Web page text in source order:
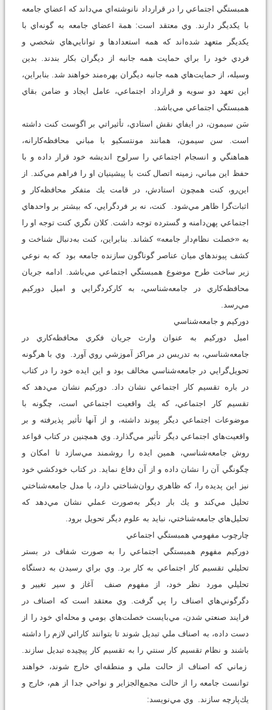
همبستگي اجتماعي را در قرارداد نانوشته‌اي مي‌داند كه اعضاي جامعه
با يكديگر دارند. وي معتقد است: همة اعضاي جامعه به گونه‌اي با
يكديگر متعهد شده‌اند كه همه استعدادها و توانايي‌هاي شخصي و
فردي خود را براي حمايت همه جانبه از ديگران بكار بندند. بدين
وسيله، از حمايت‌هاي همه جانبه ديگران بهره‌مند خواهند شد. بنابراين،
اين تعهد دو سويه و قرارداد اجتماعي، عامل ايجاد و ضامن بقاي
همبستگي اجتماعي مي‌باشد.
سَن سيمون، در ايفاي نقش استادي، تأثيراتي بر اگوست كنت داشته
است. سن سيمون، همانند مونتسكيو با مباني محافظه‌كارانه،
هماهنگي و انسجام اجتماعي را سرلوح انديشه خود قرار داده و با
حفظ اين مباني، زمينه اتصال كنت با پيشينيان او را فراهم مي‌كند. از
اين‌رو، كنت همچون استادش، در قامت يك متفكر محافظه‌كار و
اثبات‌گرا ظاهر مي‌شود. كنت، نه بر فردگرايي، كه بيشتر بر واحدهاي
اجتماعي پهن‌دامنه و گسترده توجه داشت. كلان نگري كنت توجه او را
به «خصلت نظام‌دار جامعه» كشاند. بنابراين، كنت به‌دنبال شناخت و
كشف پيوندهاي ميان عناصر گوناگون سازنده جامعه بود كه به نوعي
زير ساخت طرح موضوع همبستگي اجتماعي مي‌باشد. ادامه جريان
محافظه‌كاري در جامعه‌شناسي، به كاركردگرايي و اميل دوركيم
مي‌رسد.
دوركيم و جامعه‌شناسي
اميل دوركيم به عنوان وارث جريان فكري محافظه‌كاري در
جامعه‌شناسي، به تدريس در مراكز آموزشي روي آورد. وي با هرگونه
تحويل‌گرايي در جامعه‌شناسي مخالف بود و اين ايده خود را در كتاب
در باره تقسيم كار اجتماعي نشان داد. دوركيم نشان مي‌دهد كه
تقسيم كار اجتماعي، كه يك واقعيت اجتماعي است، چگونه با
موضوعات اجتماعي ديگر پيوند داشته، و از آنها تأثير پذيرفته و بر
واقعيت‌هاي اجتماعي ديگر تأثير مي‌گذارد. وي همچنين در كتاب قواعد
روش جامعه‌شناسي، همين ايده را روشمند مي‌سازد تا امكان و
چگونگي آن را نشان داده و از آن دفاع نمايد. در كتاب خودكشي خود
نيز اين پديده را، كه ظاهري روان‌شناختي دارد، با مدل جامعه‌شناختي
تحليل مي‌كند و يك بار ديگر به‌صورت عملي نشان مي‌دهد كه
تحليل‌هاي جامعه‌شناختي، نبايد به علوم ديگر تحويل برود.
چارچوب مفهومي همبستگي اجتماعي
دوركيم مفهوم همبستگي اجتماعي را به صورت شفاف در بستر
تحليلي تقسيم كار اجتماعي به كار برد. وي براي رسيدن به دستگاه
تحليلي مورد نظر خود، از مفهوم صنف آغاز و سير تغيير و
دگرگوني‌هاي اصناف را پي گرفت. وي معتقد است كه اصناف در
فرايند صنعتي شدن، مي‌بايست خصلت‌هاي بومي و محله‌اي خود را از
دست داده، به اصناف ملي تبديل شوند تا بتوانند كارائي لازم را داشته
باشند و نظام تقسيم كار سنتي را به تقسيم كار پيچيده تبديل سازند.
زماني كه اصناف از حالت ملي و منطقه‌اي خارج شوند، خواهند
توانست جامعه را از حالت مجمع‌الجزاير و نواحي جدا از هم، خارج و
يك‌پارچه سازند. وي مي‌نويسد: